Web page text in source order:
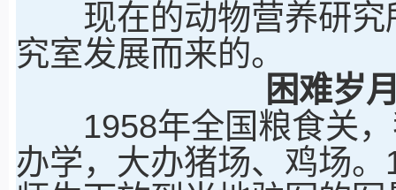
现在的动物营养研究
究室发展而来的。
困难岁
1958年全国粮食关，
办学，大办猪场、鸡场